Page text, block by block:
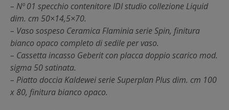
– Nº 01 specchio contenitore IDI studio collezione Liquid
dim. cm 50×14,5×70.
– Vaso sospeso Ceramica Flaminia serie Spin, finitura
bianco opaco completo di sedile per vaso.
– Cassetta incasso Geberit con placca doppio scarico mod.
sigma 50 satinata.
– Piatto doccia Kaldewei serie Superplan Plus dim. cm 100
x 80, finitura bianco opaco.